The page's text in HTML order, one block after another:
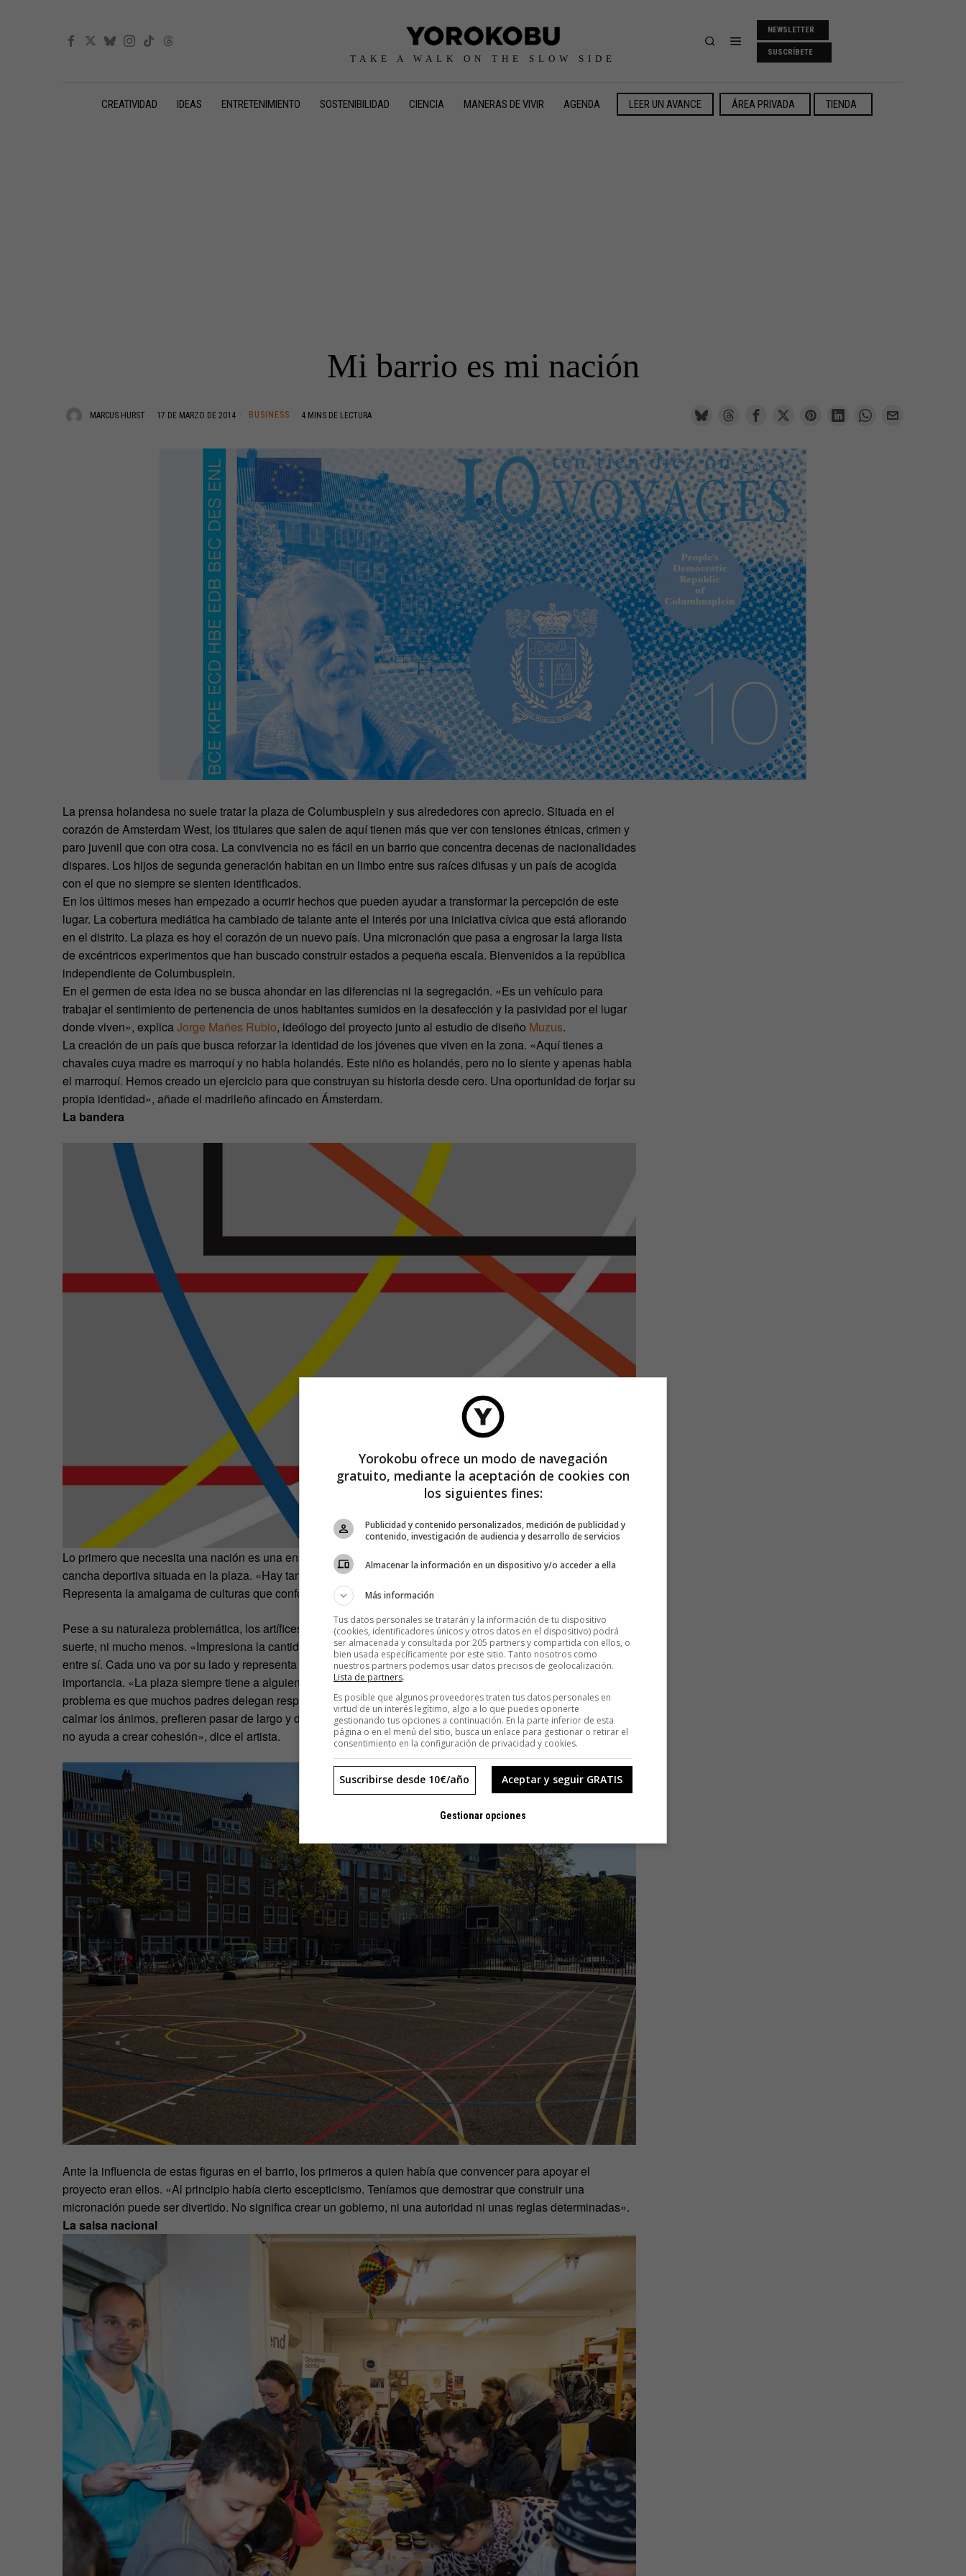
TAKE A WALK ON THE SLOW SIDE
NEWSLETTER
SUSCRÍBETE
CREATIVIDAD IDEAS ENTRETENIMIENTO SOSTENIBILIDAD CIENCIA MANERAS DE VIVIR AGENDA LEER UN AVANCE ÁREA PRIVADA TIENDA
Mi barrio es mi nación
MARCUS HURST 17 DE MARZO DE 2014 BUSINESS 4 MINS DE LECTURA
La prensa holandesa no suele tratar la plaza de Columbusplein y sus alrededores con aprecio. Situada en el
corazón de Amsterdam West, los titulares que salen de aquí tienen más que ver con tensiones étnicas, crimen y
paro juvenil que con otra cosa. La convivencia no es fácil en un barrio que concentra decenas de nacionalidades
dispares. Los hijos de segunda generación habitan en un limbo entre sus raíces difusas y un país de acogida
con el que no siempre se sienten identificados.
En los últimos meses han empezado a ocurrir hechos que pueden ayudar a transformar la percepción de este
lugar. La cobertura mediática ha cambiado de talante ante el interés por una iniciativa cívica que está aflorando
en el distrito. La plaza es hoy el corazón de un nuevo país. Una micronación que pasa a engrosar la larga lista
de excéntricos experimentos que han buscado construir estados a pequeña escala. Bienvenidos a la república
independiente de Columbusplein.
En el germen de esta idea no se busca ahondar en las diferencias ni la segregación. «Es un vehículo para
trabajar el sentimiento de pertenencia de unos habitantes sumidos en la desafección y la pasividad por el lugar
donde viven», explica Jorge Mañes Rubio, ideólogo del proyecto junto al estudio de diseño Muzus.
La creación de un país que busca reforzar la identidad de los jóvenes que viven en la zona. «Aquí tienes a
chavales cuya madre es marroquí y no habla holandés. Este niño es holandés, pero no lo siente y apenas habla
el marroquí. Hemos creado un ejercicio para que construyan su historia desde cero. Una oportunidad de forjar su
propia identidad», añade el madrileño afincado en Ámsterdam.
La bandera
Lo primero que necesita una nación es una enseña para formar su identidad. Mañes encontró la respuesta en la
cancha deportiva situada en la plaza. «Hay tantas líneas para tantos deportes que casi no se entiende nada.
Representa la amalgama de culturas que conforman este barrio».
Pese a su naturaleza problemática, los artífices del proyecto encontraron que no es un lugar abandonado a su
suerte, ni mucho menos. «Impresiona la cantidad de organizaciones que hay en la zona, pero apenas colaboran
entre sí. Cada uno va por su lado y representa sus intereses». La figura del trabajador social tiene especial
importancia. «La plaza siempre tiene a alguien que vigila e intenta mantener el orden entre los niños. El
problema es que muchos padres delegan responsabilidades en ellos. Si pasa algo, en lugar de intervenir y
calmar los ánimos, prefieren pasar de largo y dejar que se ocupen las autoridades. Se instala la pasividad y esto
no ayuda a crear cohesión», dice el artista.
Ante la influencia de estas figuras en el barrio, los primeros a quien había que convencer para apoyar el
proyecto eran ellos. «Al principio había cierto escepticismo. Teníamos que demostrar que construir una
micronación puede ser divertido. No significa crear un gobierno, ni una autoridad ni unas reglas determinadas».
La salsa nacional
Yorokobu ofrece un modo de navegación
gratuito, mediante la aceptación de cookies con
los siguientes fines:
Publicidad y contenido personalizados, medición de publicidad y
contenido, investigación de audiencia y desarrollo de servicios
Almacenar la información en un dispositivo y/o acceder a ella
Más información
Tus datos personales se tratarán y la información de tu dispositivo
(cookies, identificadores únicos y otros datos en el dispositivo) podrá
ser almacenada y consultada por 205 partners y compartida con ellos, o
bien usada específicamente por este sitio. Tanto nosotros como
nuestros partners podemos usar datos precisos de geolocalización.
Lista de partners.
Es posible que algunos proveedores traten tus datos personales en
virtud de un interés legítimo, algo a lo que puedes oponerte
gestionando tus opciones a continuación. En la parte inferior de esta
página o en el menú del sitio, busca un enlace para gestionar o retirar el
consentimiento en la configuración de privacidad y cookies.
Aceptar y seguir GRATIS
Suscribirse desde 10€/año
Gestionar opciones